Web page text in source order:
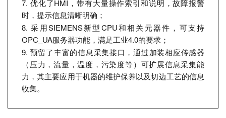
7. 优化了HMI，带有大量操作索引和说明，故障报警
时，提示信息清晰明确；
8. 采用SIEMENS新型CPU和相关元器件，可支持
OPC_UA服务器功能，满足工业4.0的要求；
9. 预留了丰富的信息采集接口，通过加装相应传感器
（压力，流量，温度，污染度等）可扩展信息采集能
力，其主要应用于机器的维护保养以及切边工艺的信息
收集。